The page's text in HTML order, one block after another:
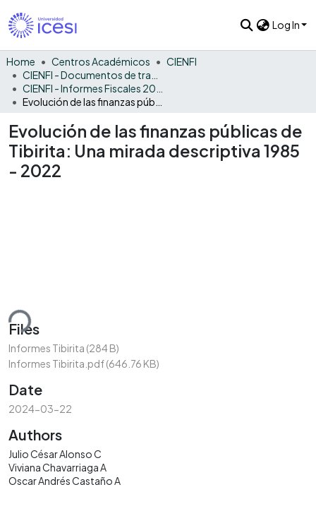
Log In
Home Centros Académicos
CIENFI
Evolución de las finanzas públicas de
Tibirita: Una mirada descriptiva 1985
- 2022
Files
Informes Tibirita (284 B)
Informes Tibirita.pdf(646.76 KB)
Date
2024-03-22
Authors
Julio César Alonso C
Viviana Chavarriaga A
Oscar Andrés Castaño A